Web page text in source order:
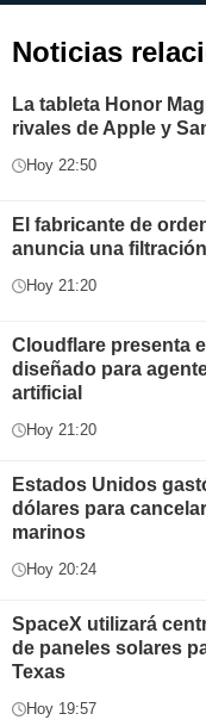
Noticias
La tableta Honor
rivales de Apple y
Hoy 22:50
El fabricante de
anuncia una
Hoy 21:20
Cloudflare presenta
diseñado para
artificial
Hoy 21:20
Estados Unidos
dólares para
marinos
Hoy 20:24
SpaceX utilizará
de paneles solares
Texas
Hoy 19:57